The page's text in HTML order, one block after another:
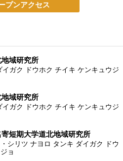
プンアクセス
域研究所
ガク ドウホク チイキ ケンキュウジ
域研究所
ガク ドウホク チイキ ケンキュウジ
短期大学道北地域研究所
シリツ ナヨロ タンキ ダイガク ドウ
ョ